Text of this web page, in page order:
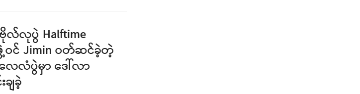
post
ဗိုလ်လုပွဲ Halftime
ဖွဲ့ဝင် Jimin ဝတ်ဆင်ခဲ့တဲ့
လံပွဲမှာ ဒေါ်လာ
ျခဲ့